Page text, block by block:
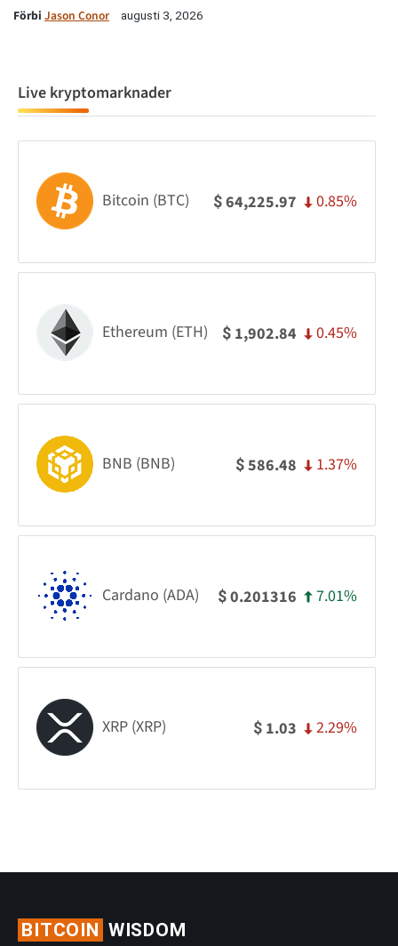
Förbi Jason Conor augusti 3, 2026
Live kryptomarknader
Bitcoin (BTC) $64,225.97 0.85%
Ethereum (ETH) $ 1,902.84 0.45%
BNB (BNB) $586.48 1.37%
Cardano (ADA) $0.201316 7.01%
XRP (XRP) $ 1.03 2.29%
BITCOIN WISDOM